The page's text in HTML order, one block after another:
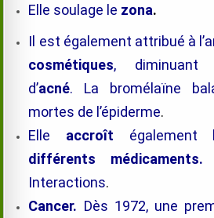
Elle soulage le zona.
Il est également attribué à
cosmétiques, diminuant
d’acné. La bromélaïne
mortes de l’épiderme.
Elle accroît également
différents médicaments.
Interactions.
Cancer. Dès 1972, une